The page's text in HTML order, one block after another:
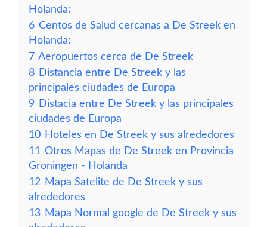
Holanda:
6 Centos de Salud cercanas a De Streek en
Holanda:
7 Aeropuertos cerca de De Streek
8 Distancia entre De Streek y las
principales ciudades de Europa
9 Distacia entre De Streek y las principales
ciudades de Europa
10 Hoteles en De Streek y sus alrededores
11 Otros Mapas de De Streek en Provincia
Groningen - Holanda
12 Mapa Satelite de De Streek y sus
alrededores
13 Mapa Normal google de De Streek y sus